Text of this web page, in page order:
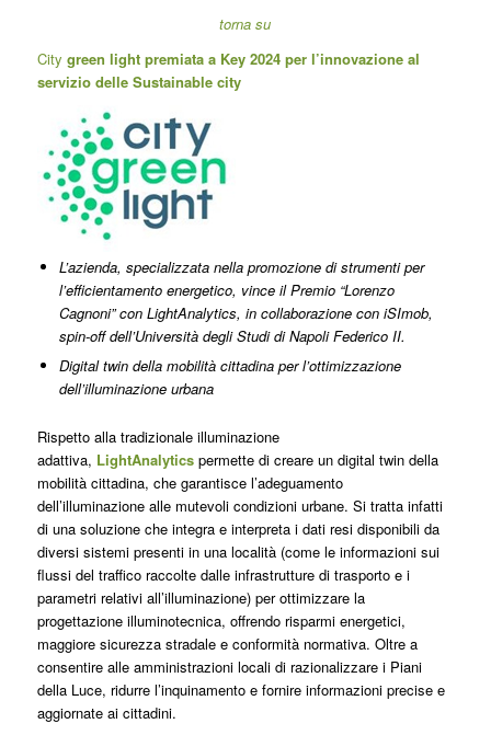
torna su
City green light premiata a Key 2024 per l’innovazione al
servizio delle Sustainable city
L’azienda, specializzata nella promozione di strumenti per
l’efficientamento energetico, vince il Premio “Lorenzo
Cagnoni” con LightAnalytics, in collaborazione con iSImob,
spin-off dell’Università degli Studi di Napoli Federico II.
Digital twin della mobilità cittadina per l’ottimizzazione
dell’illuminazione urbana
Rispetto alla tradizionale illuminazione
adattiva, LightAnalytics permette di creare un digital twin della
mobilità cittadina, che garantisce l’adeguamento
dell’illuminazione alle mutevoli condizioni urbane. Si tratta infatti
di una soluzione che integra e interpreta i dati resi disponibili da
diversi sistemi presenti in una località (come le informazioni sui
flussi del traffico raccolte dalle infrastrutture di trasporto e i
parametri relativi all’illuminazione) per ottimizzare la
progettazione illuminotecnica, offrendo risparmi energetici,
maggiore sicurezza stradale e conformità normativa. Oltre a
consentire alle amministrazioni locali di razionalizzare i Piani
della Luce, ridurre l’inquinamento e fornire informazioni precise e
aggiornate ai cittadini.